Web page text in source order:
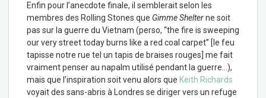
Enfin pour l’anecdote finale, il semblerait selon les
membres des Rolling Stones que Gimme Shelterne soit
pas sur la guerre du Vietnam (perso, “the fire is sweeping
our very street today burns like a red coal carpet” [le feu
tapisse notre rue tel un tapis de braises rouges] me fait
vraiment penser au napalm utilisé pendant la guerre…),
mais que l’inspiration soit venu alors que Keith Richards
voyait des sans-abris à Londres se diriger vers un refuge